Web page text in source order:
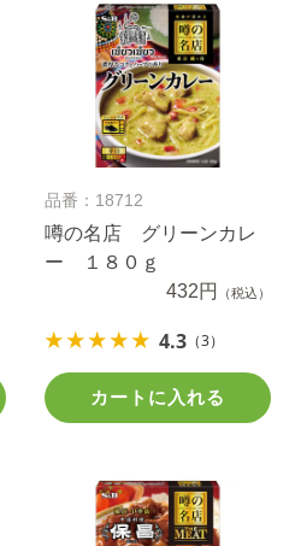
品番：18712
噂の名店 グリーンカレ
ー １８０ｇ
432円
（税込）
4.3 （3）
カートに入れる